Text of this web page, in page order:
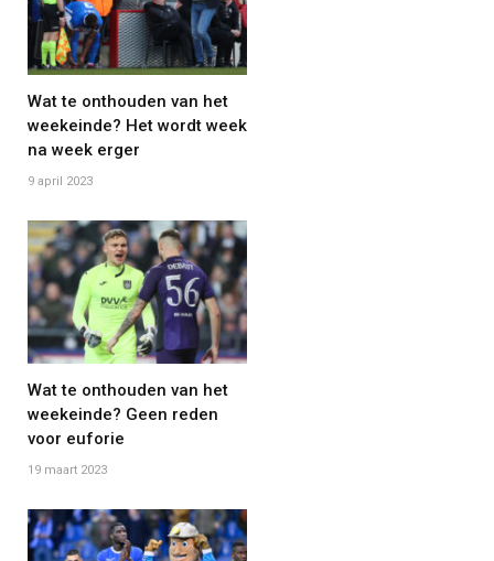
Wat te onthouden van het
weekeinde? Het wordt week
na week erger
9 april 2023
Wat te onthouden van het
weekeinde? Geen reden
voor euforie
19 maart 2023